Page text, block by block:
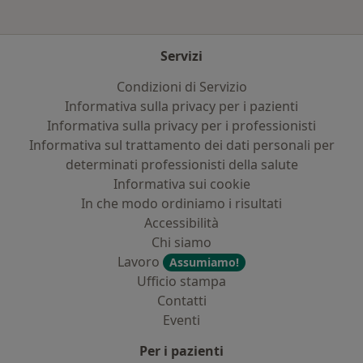
Servizi
Condizioni di Servizio
Informativa sulla privacy per i pazienti
Informativa sulla privacy per i professionisti
Informativa sul trattamento dei dati personali per
determinati professionisti della salute
Informativa sui cookie
In che modo ordiniamo i risultati
Accessibilità
Chi siamo
Lavoro
Assumiamo!
Ufficio stampa
Contatti
Eventi
Per i pazienti